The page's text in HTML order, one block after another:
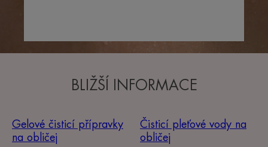
BLIŽŠÍ INFORMACE
Gelové čisticí přípravky
na obličej
Čisticí pleťové vody na
obličej